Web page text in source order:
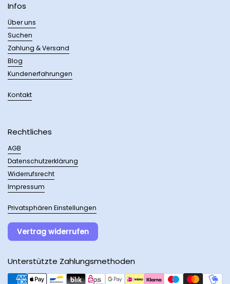
Infos
Über uns
Suchen
Zahlung & Versand
Blog
Kundenerfahrungen
Kontakt
Rechtliches
AGB
Datenschutzerklärung
Widerrufsrecht
Impressum
Privatsphären Einstellungen
Vertrag widerrufen
Unterstützte Zahlungsmethoden